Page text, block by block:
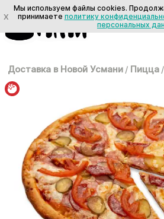
Доставка в Новой Усмани / Пицца /
X
Мы используем файлы cookies.
принимаете политику
персональных